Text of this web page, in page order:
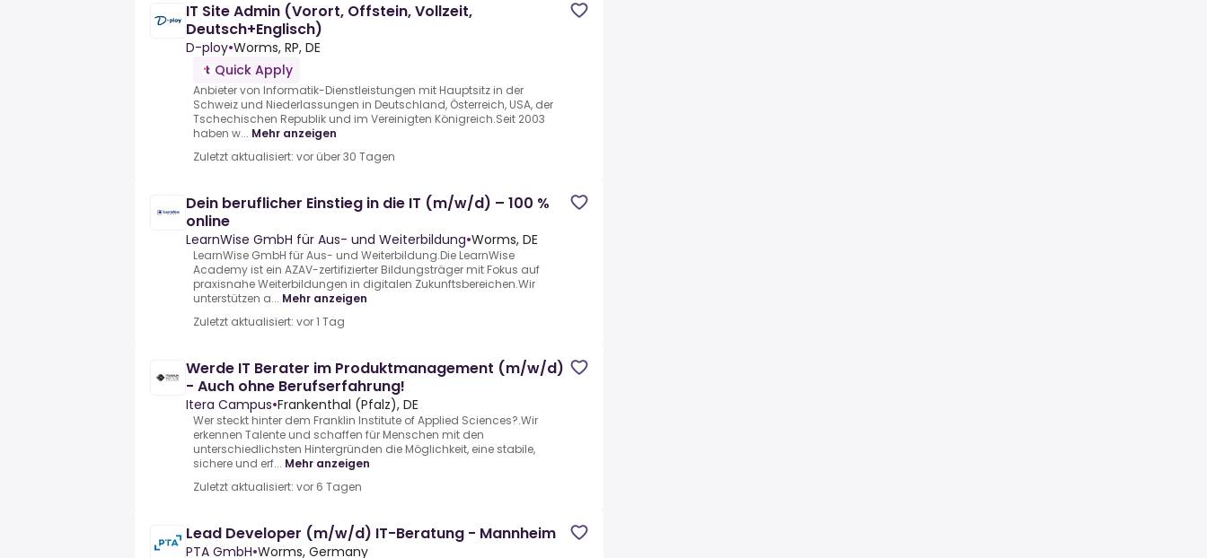
IT Site Admin (Vorort, Offstein, Vollzeit,
Deutsch+Englisch)
D-ploy•Worms, RP, DE
Quick Apply
Anbieter von Informatik-Dienstleistungen mit Hauptsitz in der
Schweiz und Niederlassungen in Deutschland, Österreich, USA, der
Tschechischen Republik und im Vereinigten Königreich.Seit 2003
haben w... Mehr anzeigen
Zuletzt aktualisiert: vor über 30 Tagen
Dein beruflicher Einstieg in die IT (m/w/d) – 100 %
online
LearnWise GmbH für Aus- und Weiterbildung•Worms, DE
LearnWise GmbH für Aus- und Weiterbildung.Die LearnWise
Academy ist ein AZAV-zertifizierter Bildungsträger mit Fokus auf
praxisnahe Weiterbildungen in digitalen Zukunftsbereichen.Wir
unterstützen a... Mehr anzeigen
Zuletzt aktualisiert: vor 1 Tag
Werde IT Berater im Produktmanagement (m/w/d)
- Auch ohne Berufserfahrung!
Itera Campus•Frankenthal (Pfalz), DE
Wer steckt hinter dem Franklin Institute of Applied Sciences?.Wir
erkennen Talente und schaffen für Menschen mit den
unterschiedlichsten Hintergründen die Möglichkeit, eine stabile,
sichere und erf... Mehr anzeigen
Zuletzt aktualisiert: vor 6 Tagen
Lead Developer (m/w/d) IT-Beratung - Mannheim
PTA GmbH•Worms, Germany